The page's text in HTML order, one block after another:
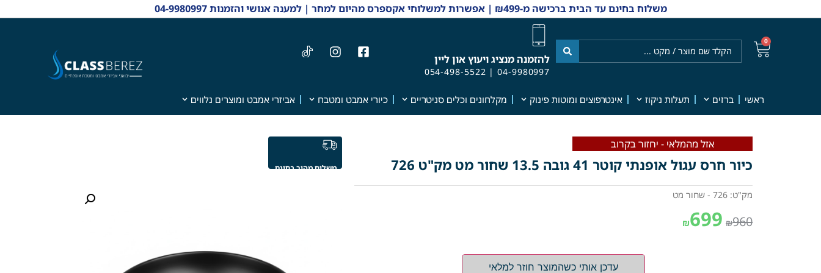
משלוח בחינם עד הבית ברכישה מ-₪499 | אפשרות למשלוחי אקספרס מהיום למחר | למענה אנושי והזמנות 04-9980997
0
להזמנה מנציג ויעוץ און ליין
04-9980997
|
054-498-5522
ראשי ברזים תעלות ניקוז אינטרפוצים ומוטות פינוק מקלחונים וכלים סניטריים כיורי אמבט ומטבח אביזרי אמבט ומוצרים נלווים
אזל מהמלאי - יחזור בקרוב
כיור חרס עגול אופנתי קוטר 41 גובה 13.5 שחור מט מק"ט 726
מק"ט: 726 - שחור מט
₪960
₪699
עדכן אותי כשהמוצר חוזר למלאי
משלוח מהיר בחינם